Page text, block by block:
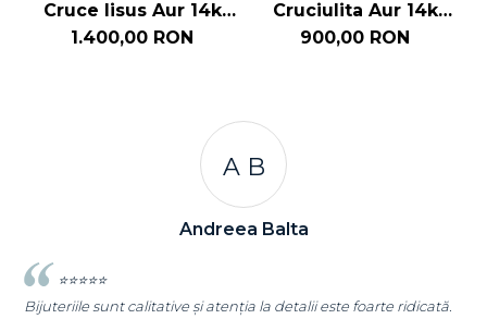
Cruce Iisus Aur 14k
Design Radial
1.400,00 RON
Cruciulita Aur 14k
Pietre Zirconia Negre
900,00 RON
ridicată.
Andreea Cicu
⭐⭐⭐⭐⭐